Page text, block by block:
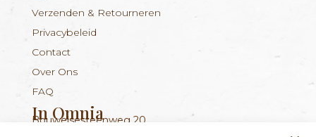
Verzenden & Retourneren
Privacybeleid
Contact
Over Ons
FAQ
In Omnia
Bouwelsesteenweg 20